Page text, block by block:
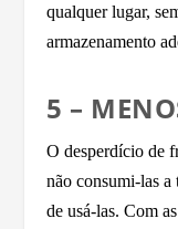
qualquer lugar,
armazenamento
5 –
O desperdício de
não consumi-las a
de usá-las. Com